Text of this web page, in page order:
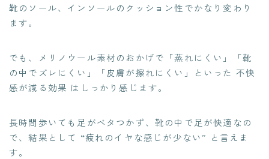
靴のソール、インソールのクッション性でかなり変わり
ます。
でも、メリノウール素材のおかげで「蒸れにくい」「靴
の中でズレにくい」「皮膚が擦れにくい」といった 不快
感が減る効果 はしっかり感じます。
長時間歩いても足がベタつかず、靴の中で足が快適なの
で、結果として “疲れのイヤな感じが少ない” と言えま
す。